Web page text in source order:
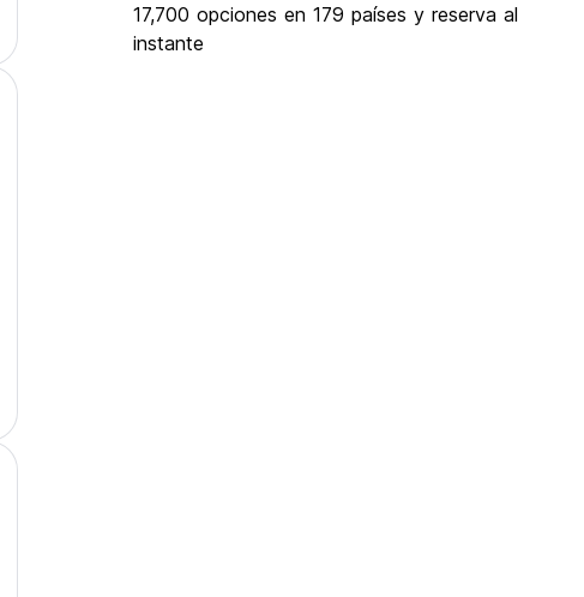
17,700 opciones en 179 países y reserva al
instante